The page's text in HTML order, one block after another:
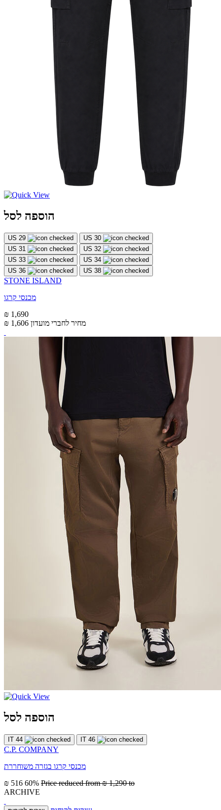
הוספה לסל
US 29
US 30
US 31
US 32
US 33
US 34
US 36
US 38
STONE ISLAND
מכנסי קרגו
₪ 1,690
₪ 1,606 מחיר לחברי מועדון
הוספה לסל
IT 44 IT 46
C.P. COMPANY
מכנסי קרגו בגזרה משוחררת
₪ 516 60% Price reduced from₪ 1,290 to
ARCHIVE